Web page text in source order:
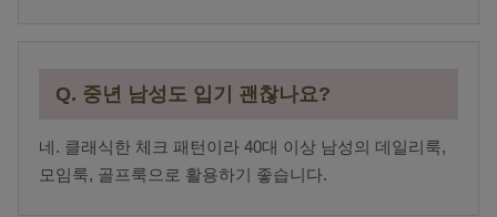
Q. 중년 남성도 입기 괜찮나요?
네. 클래식한 체크 패턴이라 40대 이상 남성의 데일리룩,
모임룩, 골프룩으로 활용하기 좋습니다.